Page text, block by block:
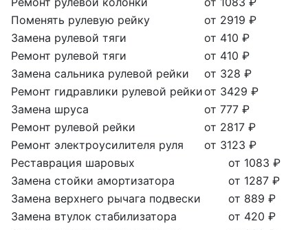
Поменять рулевую рейку
от 2919 ₽
Замена рулевой тяги
от 410 ₽
Ремонт рулевой тяги
от 410 ₽
Замена сальника рулевой рейки
от 328 ₽
Ремонт гидравлики рулевой рейкиот 3429 ₽
Замена шруса
от 777 ₽
Ремонт рулевой рейки
от 2817 ₽
Ремонт электроусилителя руля
от 3123 ₽
Реставрация шаровых
от 1083 ₽
Замена стойки амортизатора
от 1287 ₽
Замена верхнего рычага подвески
от 889 ₽
Замена втулок стабилизатора
от 420 ₽